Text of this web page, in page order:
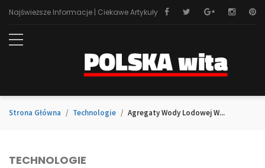
Najświeższe Informacje | Ciekawe Artykuły
Strona Główna Technologie Agregaty Wody Lodowej W...
TECHNOLOGIE